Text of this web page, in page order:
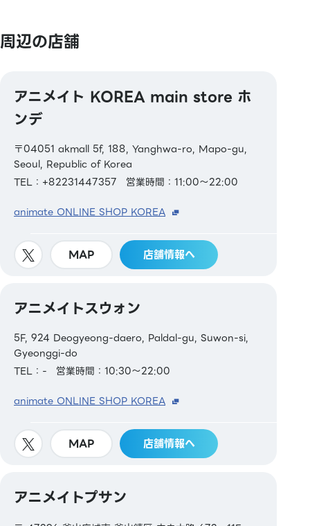
周辺の店舗
アニメイト KOREA main store ホ
ンデ
〒04051 akmall 5f, 188, Yanghwa-ro, Mapo-gu,
Seoul, Republic of Korea
TEL：+82231447357
営業時間：11:00～22:00
animate ONLINE SHOP KOREA
MAP 店舗情報へ
アニメイトスウォン
5F, 924 Deogyeong-daero, Paldal-gu, Suwon-si,
Gyeonggi-do
TEL：-
営業時間：10:30～22:00
animate ONLINE SHOP KOREA
MAP 店舗情報へ
アニメイトプサン